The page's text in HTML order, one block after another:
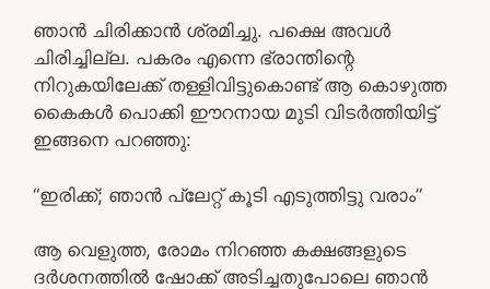
ഞാന്‍ ചിരിക്കാന്‍ ശ്രമിച്ചു. പക്ഷെ അവള്‍
ചിരിച്ചില്ല. പകരം എന്നെ ഭ്രാന്തിന്റെ
നിറുകയിലേക്ക് തള്ളിവിട്ടുകൊണ്ട് ആ കൊഴുത്ത
കൈകള്‍ പൊക്കി ഈറനായ മുടി വിടര്‍ത്തിയിട്ട്
ഇങ്ങനെ പറഞ്ഞു:
“ഇരിക്ക്; ഞാന്‍ പ്ലേറ്റ് കൂടി എടുത്തിട്ടു വരാം”
ആ വെളുത്ത, രോമം നിറഞ്ഞ കക്ഷങ്ങളുടെ
ദര്‍ശനത്തില്‍ ഷോക്ക് അടിച്ചതുപോലെ ഞാന്‍